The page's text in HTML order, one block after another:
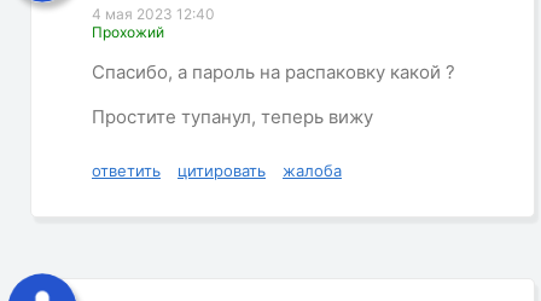
4 мая 2023 12:40
Прохожий
Спасибо, а пароль на распаковку какой ?
Простите тупанул, теперь вижу
ответить цитировать жалоба